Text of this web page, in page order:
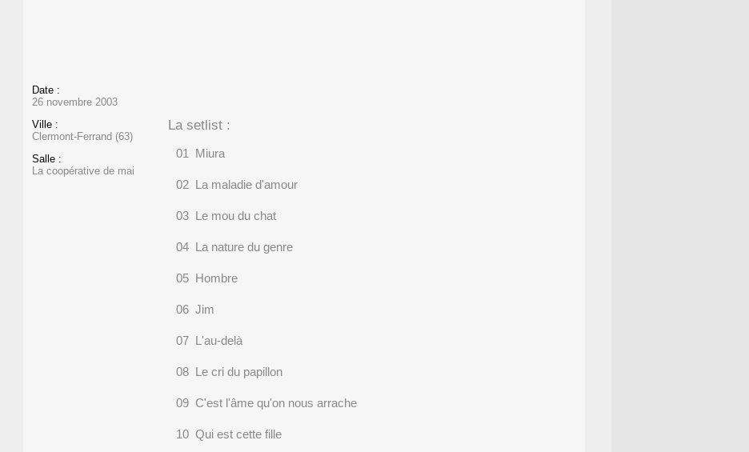
Date :
26 novembre 2003
Ville :
Clermont-Ferrand (63)
Salle :
La coopérative de mai
La setlist :
01 Miura
02 La maladie d'amour
03 Le mou du chat
04 La nature du genre
05 Hombre
06 Jim
07 L'au-delà
08 Le cri du papillon
09 C'est l'âme qu'on nous arrache
10 Qui est cette fille